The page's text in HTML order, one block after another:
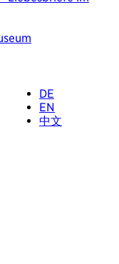
Ursula Wolf
DE
EN
中文